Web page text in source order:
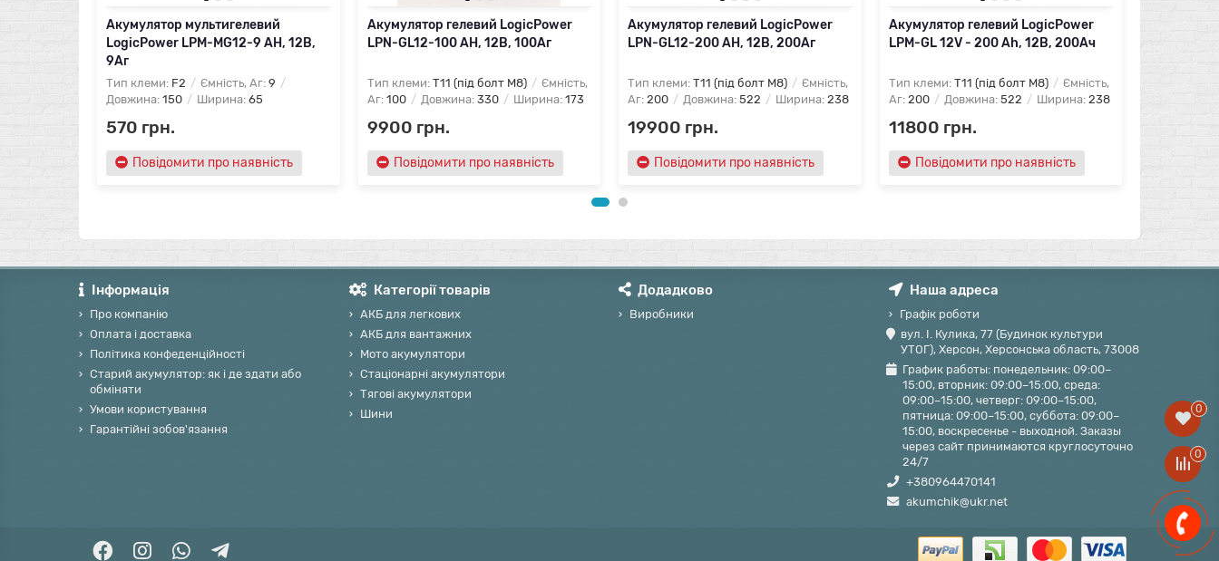
Акумулятор мультигелевий
LogicPower LPM-MG12-9 AH, 12В,
9Аг
Тип клеми: F2 Ємність, Аг: 9
Довжина: 150 Ширина: 65
570 грн.
Повідомити про наявність
Акумулятор гелевий LogicPower
LPN-GL12-100 AH, 12В, 100Аг
Тип клеми: T11 (під болт М8)
Ємність,
Аг: 100 Довжина: 330 Ширина: 173
9900 грн.
Повідомити про наявність
Акумулятор гелевий LogicPower
LPN-GL12-200 AH, 12В, 200Аг
Тип клеми: T11 (під болт М8)
Ємність,
Аг: 200 Довжина: 522 Ширина: 238
19900 грн.
Повідомити про наявність
Акумулятор гелевий LogicPower
LPM-GL 12V - 200 Ah, 12В, 200Ач
Тип клеми: T11 (під болт М8)
Ємність,
Аг: 200 Довжина: 522 Ширина: 238
11800 грн.
Повідомити про наявність
Інформація
Про компанію
Оплата і доставка
Політика конфеденційності
Старий акумулятор: як і де здати або
обміняти
Умови користування
Гарантійні зобов'язання
Категорії товарів
АКБ для легкових
АКБ для вантажних
Мото акумулятори
Стаціонарні акумулятори
Тягові акумулятори
Шини
Додадково
Виробники
Наша адреса
Графік роботи
вул. І. Кулика, 77 (Будинок культури
УТОГ), Херсон, Херсонська область, 73008
График работы: понедельник: 09:00–
15:00, вторник: 09:00–15:00, среда:
09:00–15:00, четверг: 09:00–15:00,
пятница: 09:00–15:00, суббота: 09:00–
15:00, воскресенье - выходной. Заказы
через сайт принимаются круглосуточно
24/7
+380964470141
akumchik@ukr.net
0
0